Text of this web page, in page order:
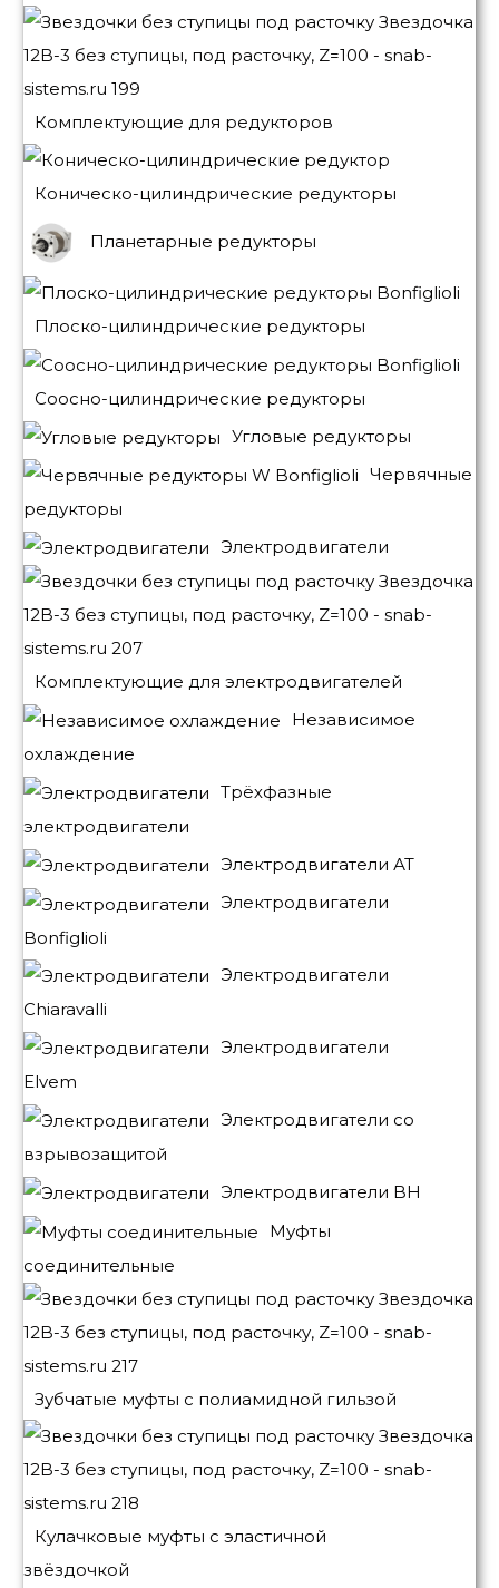
Комплектующие для редукторов
Коническо-цилиндрические редукторы
Планетарные редукторы
Плоско-цилиндрические редукторы
Соосно-цилиндрические редукторы
Угловые редукторы
Червячные
редукторы
Электродвигатели
Комплектующие для электродвигателей
Независимое
охлаждение
Трёхфазные
электродвигатели
Электродвигатели АТ
Электродвигатели
Bonfiglioli
Электродвигатели
Chiaravalli
Электродвигатели
Elvem
Электродвигатели со
взрывозащитой
Электродвигатели BH
Муфты
соединительные
Зубчатые муфты с полиамидной гильзой
Кулачковые муфты с эластичной
звёздочкой